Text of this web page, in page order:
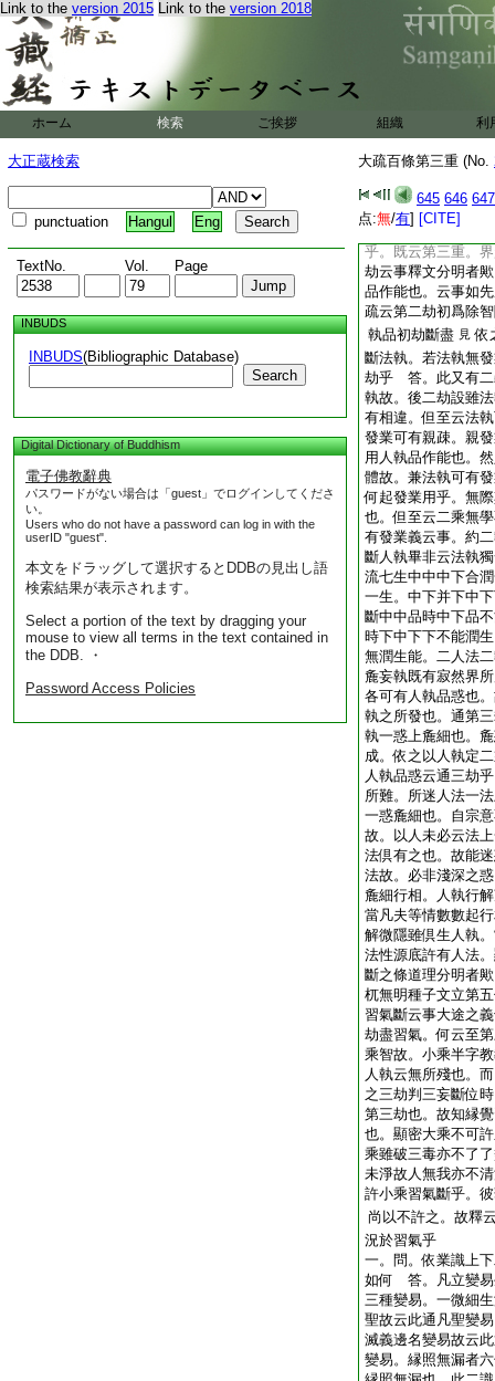
Link to the version 2015 Link to the version 2018
ホーム 検索 ご挨拶 組織 利
大正蔵検索
punctuation Hangul Eng
TextNo. Vol. Page
INBUDS
INBUDS(Bibliographic Database)
Search
Digital Dictionary of Buddhism
電子佛教辭典
パスワードがない場合は「guest」でログインしてくださ
い。
Users who do not have a password can log in with the
userID "guest".
本文をドラッグして選択するとDDBの見出し語
検索結果が表示されます。
Select a portion of the text by dragging your
mouse to view all terms in the text contained in
the DDB. ・
Password Access Policies
大疏百條第三重 (No.
645 646 647
点:無/有] [CITE]
故知界趣輪迴業果
越之得初地云事。
且擧麁妄也。二六
論意。無明熏本覺
近因事識
又無際
一切不覺若不爾者
易豈不通法執耶
六十心煩惱業壽種
既全同當段。彼業
乎。既云第三重。
劫云事釋文分明者
品作能也。云事如
疏云第二劫初爲除
執品初劫斷盡 見 依
斷法執。若法執無
劫乎 答。此又有二
執故。後二劫設雖
有相違。但至云法
發業可有親疎。親
用人執品作能也。
體故。兼法執可有
何起發業用乎。無
也。但至云二乘無
有發業義云事。約
斷人執畢非云法執
流七生中中中下合
一生。中下并下中
斷中中品時中下品
時下中下下不能潤
無潤生能。二人法
麁妄執既有寂然界
各可有人執品惑也
執之所發也。通第
執一惑上麁細也。
成。依之以人執定
人執品惑云通三劫
所難。所迷人法一
一惑麁細也。自宗
故。以人未必云法
法倶有之也。故能
法故。必非淺深之
麁細行相。人執行
當凡夫等情數數起
解微隱雖倶生人執
法性源底許有人法
斷之條道理分明者
杌無明種子文立第
習氣斷云事大途之
劫盡習氣。何云至
乘智故。小乘半字
人執云無所殘也。
之三劫判三妄斷位
第三劫也。故知縁
也。顯密大乘不可
乘雖破三毒亦不了
未淨故人無我亦不
許小乘習氣斷乎。
尚以不許之。故釋
況於習氣乎
一。問。依業識上
如何 答。凡立變易
三種變易。一微細
聖故云此通凡聖變
滅義邊名變易故云
變易。縁照無漏者